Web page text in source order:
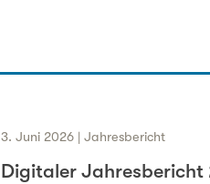
3. Juni 2026 | Jahresbericht
Digitaler Jahresbericht